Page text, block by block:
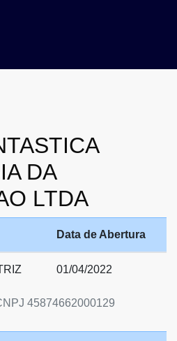
DA
LTDA
45874662000129
Data de Abertura
01/04/2022